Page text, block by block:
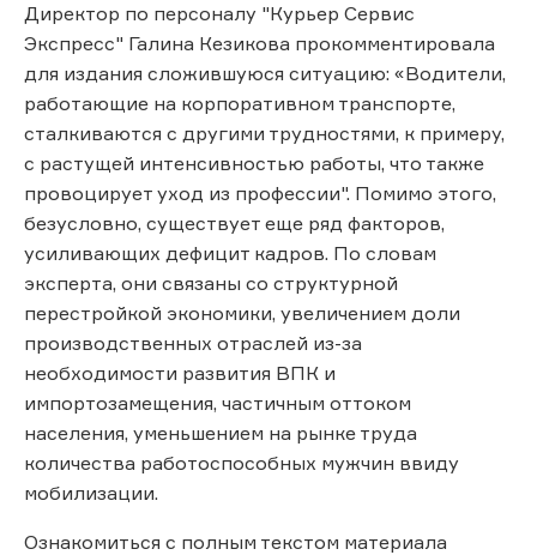
Директор по персоналу "Курьер Сервис
Экспресс" Галина Кезикова прокомментировала
для издания сложившуюся ситуацию: «Водители,
работающие на корпоративном транспорте,
сталкиваются с другими трудностями, к примеру,
с растущей интенсивностью работы, что также
провоцирует уход из профессии". Помимо этого,
безусловно, существует еще ряд факторов,
усиливающих дефицит кадров. По словам
эксперта, они связаны со структурной
перестройкой экономики, увеличением доли
производственных отраслей из-за
необходимости развития ВПК и
импортозамещения, частичным оттоком
населения, уменьшением на рынке труда
количества работоспособных мужчин ввиду
мобилизации.
Ознакомиться с полным текстом материала